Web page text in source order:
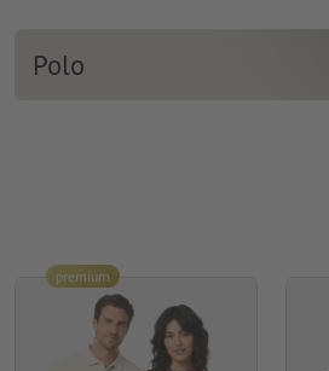
Polo
premium